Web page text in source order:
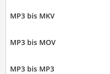
MP3 bis MKV
MP3 bis MOV
MP3 bis MP3